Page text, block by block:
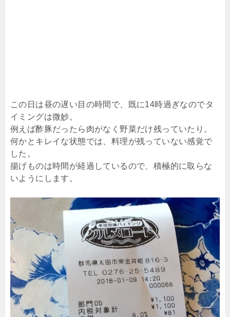
この日は昼の遅い目の時間で、既に14時過ぎなのでタ
イミングは微妙。
例えば酢豚だったら肉がなく野菜だけ残っていたり。
何かとキレイな状態では、料理が残っていない感覚で
した。
揚げものは時間が経過しているので、積極的に取らな
いようにします。